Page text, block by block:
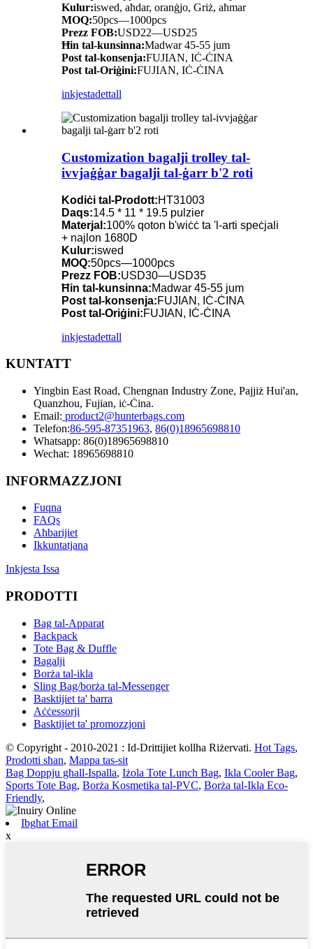
Kulur:iswed, aħdar, oranġjo, Griż, aħmar
MOQ:50pcs—1000pcs
Prezz FOB:USD22—USD25
Ħin tal-kunsinna:Madwar 45-55 jum
Post tal-konsenja:FUJIAN, IĊ-ĊINA
Post tal-Oriġini:FUJIAN, IĊ-ĊINA
inkjestadettall
Customization bagalji trolley tal-
ivvjaġġar bagalji tal-ġarr b'2 ​​roti
Kodiċi tal-Prodott:HT31003
Daqs:14.5 * 11 * 19.5 pulzier
Materjal:100% qoton b'wiċċ ta 'l-arti speċjali
+ najlon 1680D
Kulur:iswed
MOQ:50pcs—1000pcs
Prezz FOB:USD30—USD35
Ħin tal-kunsinna:Madwar 45-55 jum
Post tal-konsenja:FUJIAN, IĊ-ĊINA
Post tal-Oriġini:FUJIAN, IĊ-ĊINA
inkjestadettall
KUNTATT
Yingbin East Road, Chengnan Industry Zone, Pajjiż Hui'an,
Quanzhou, Fujian, iċ-Ċina.
Email: product2@hunterbags.com
Telefon:86-595-87351963, 86(0)18965698810
Whatsapp: 86(0)18965698810
Wechat: 18965698810
INFORMAZZJONI
Fuqna
FAQs
Aħbarijiet
Ikkuntatjana
Inkjesta Issa
PRODOTTI
Bag tal-Apparat
Backpack
Tote Bag & Duffle
Bagalji
Borża tal-ikla
Sling Bag/borża tal-Messenger
Basktijiet ta' barra
Aċċessorji
Basktijiet ta' promozzjoni
© Copyright - 2010-2021 : Id-Drittijiet kollha Riżervati. Hot Tags,
Prodotti sħan, Mappa tas-sit
Bag Doppju għall-Ispalla, Iżola Tote Lunch Bag, Ikla Cooler Bag,
Sports Tote Bag, Borża Kosmetika tal-PVC, Borża tal-Ikla Eco-
Friendly,
Ibgħat Email
x